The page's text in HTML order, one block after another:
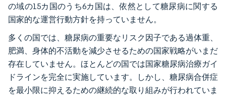
の域の15カ国のうち6カ国は、依然として糖尿病に関する
国家的な運営行動方針を持っていません。
多くの国では、糖尿病の重要なリスク因子である過体重、
肥満、身体的不活動を減少させるための国家戦略がいまだ
存在していません。ほとんどの国では国家糖尿病治療ガイ
ドラインを完全に実施しています。しかし、糖尿病合併症
を最小限に抑えるための継続的な取り組みが行われていま